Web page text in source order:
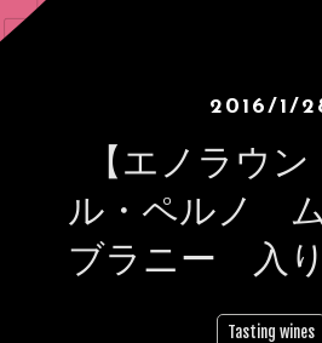
2016/1/
【エノラウ
ル・ペルノ
ブラニー 入り
Tasting wines